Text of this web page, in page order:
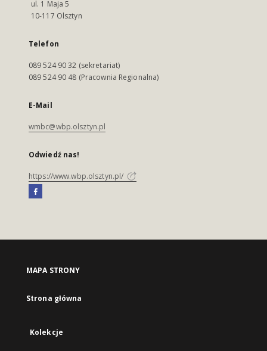
ul. 1 Maja 5
10-117 Olsztyn
Telefon
089 524 90 32 (sekretariat)
089 524 90 48 (Pracownia Regionalna)
E-Mail
wmbc@wbp.olsztyn.pl
Odwiedź nas!
https://www.wbp.olsztyn.pl/
MAPA STRONY
Strona główna
Kolekcje